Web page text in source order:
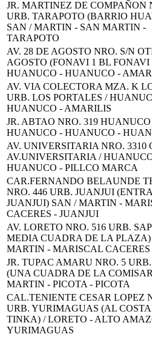
JR. MARTINEZ DE COMPAÑON
URB. TARAPOTO (BARRIO
SAN / MARTIN - SAN MARTIN -
TARAPOTO
AV. 28 DE AGOSTO NRO. S/N
AGOSTO (FONAVI 1 BL FONAVI
HUANUCO - HUANUCO -
AV. VIA COLECTORA MZA. K
URB. LOS PORTALES /
HUANUCO - AMARILIS
JR. ABTAO NRO. 319 HUANUCO
HUANUCO - HUANUCO -
AV. UNIVERSITARIA NRO. 3310
AV.UNIVERSITARIA /
HUANUCO - PILLCO MARCA
CAR.FERNANDO BELAUNDE
NRO. 446 URB. JUANJUI
JUANJUI) SAN / MARTIN -
CACERES - JUANJUI
AV. LORETO NRO. 516 URB.
MEDIA CUADRA DE LA PLAZA)
MARTIN - MARISCAL
JR. TUPAC AMARU NRO. 5
(UNA CUADRA DE LA
MARTIN - PICOTA - PICOTA
CAL.TENIENTE CESAR LOPEZ
URB. YURIMAGUAS (AL
TINKA) / LORETO - ALTO
YURIMAGUAS